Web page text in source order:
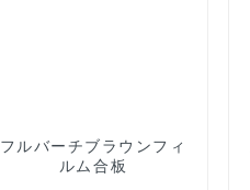
フルバーチブラウンフィ
ルム合板